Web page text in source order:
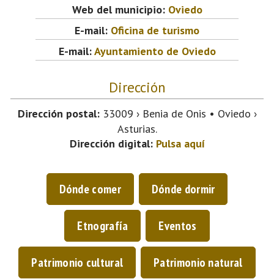
Web del municipio: Oviedo
E-mail: Oficina de turismo
E-mail:Ayuntamiento de Oviedo
Dirección
Dirección postal:33009 › Benia de Onis • Oviedo ›
Asturias.
Dirección digital: Pulsa aquí
Dónde comer Dónde dormir
Etnografía Eventos
Patrimonio cultural Patrimonio natural